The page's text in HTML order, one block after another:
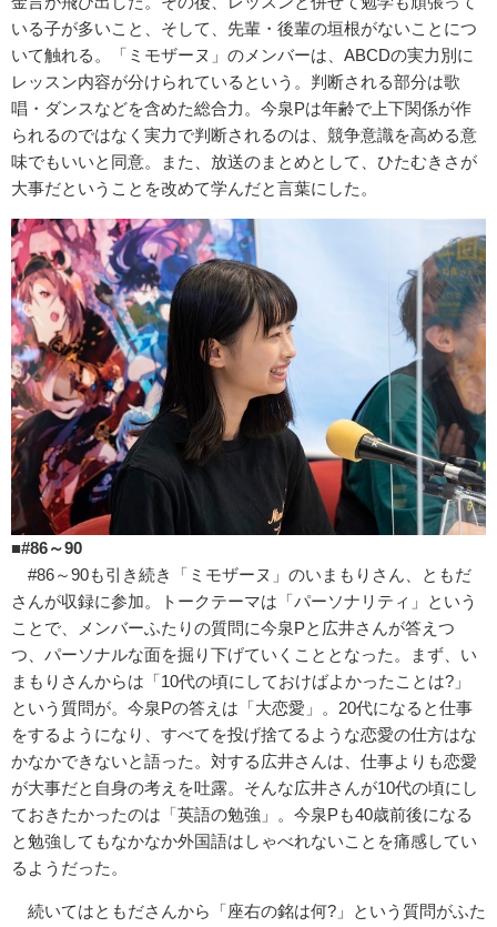
いる子が多いこと、そして、先輩・後輩の垣根がないことにつ
いて触れる。「ミモザーヌ」のメンバーは、ABCDの実力別に
レッスン内容が分けられているという。判断される部分は歌
唱・ダンスなどを含めた総合力。今泉Pは年齢で上下関係が作
られるのではなく実力で判断されるのは、競争意識を高める意
味でもいいと同意。また、放送のまとめとして、ひたむきさが
大事だということを改めて学んだと言葉にした。
■#86～90
#86～90も引き続き「ミモザーヌ」のいまもりさん、ともだ
さんが収録に参加。トークテーマは「パーソナリティ」という
ことで、メンバーふたりの質問に今泉Pと広井さんが答えつ
つ、パーソナルな面を掘り下げていくこととなった。まず、い
まもりさんからは「10代の頃にしておけばよかったことは?」
という質問が。今泉Pの答えは「大恋愛」。20代になると仕事
をするようになり、すべてを投げ捨てるような恋愛の仕方はな
かなかできないと語った。対する広井さんは、仕事よりも恋愛
が大事だと自身の考えを吐露。そんな広井さんが10代の頃にし
ておきたかったのは「英語の勉強」。今泉Pも40歳前後になる
と勉強してもなかなか外国語はしゃべれないことを痛感してい
るようだった。
続いてはともださんから「座右の銘は何?」という質問がふた